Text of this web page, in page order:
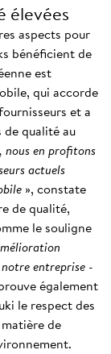
élevées
aspects pour
bénéficient de
est
qui accorde
et a
qualité au
nous en profitons
actuels
», constate
de qualité,
le souligne
entreprise -
également
le respect des
de